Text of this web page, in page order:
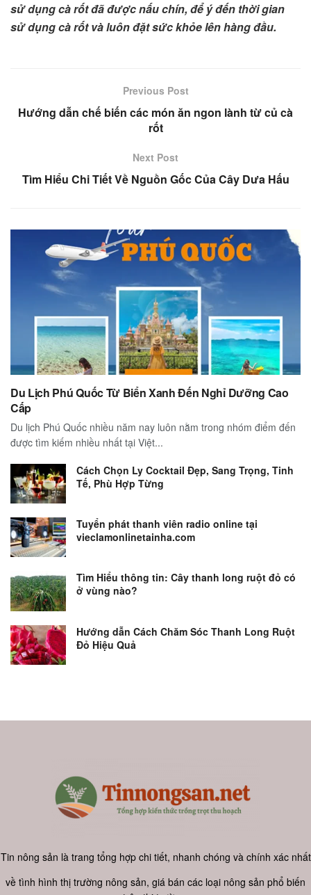
sử dụng cà rốt đã được nấu chín, để ý đến thời gian
sử dụng cà rốt và luôn đặt sức khỏe lên hàng đầu.
Previous Post
Hướng dẫn chế biến các món ăn ngon lành từ củ cà
rốt
Next Post
Tìm Hiểu Chi Tiết Về Nguồn Gốc Của Cây Dưa Hấu
Du Lịch Phú Quốc Từ Biển Xanh Đến Nghỉ Dưỡng Cao
Cấp
Du lịch Phú Quốc nhiều năm nay luôn nằm trong nhóm điểm đến
được tìm kiếm nhiều nhất tại Việt...
Cách Chọn Ly Cocktail Đẹp, Sang Trọng, Tinh
Tế, Phù Hợp Từng
Tuyển phát thanh viên radio online tại
vieclamonlinetainha.com
Tìm Hiểu thông tin: Cây thanh long ruột đỏ có
ở vùng nào?
Hướng dẫn Cách Chăm Sóc Thanh Long Ruột
Đỏ Hiệu Quả
Tin nông sản là trang tổng hợp chi tiết, nhanh chóng và chính xác nhất
về tình hình thị trường nông sản, giá bán các loại nông sản phổ biến